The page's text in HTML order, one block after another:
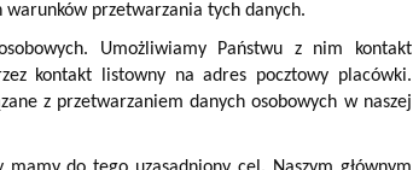
przetwarzania tych danych.
Umożliwiamy Państwu z nim kontakt
kontakt listowny na adres pocztowy placówki.
z przetwarzaniem danych osobowych w naszej